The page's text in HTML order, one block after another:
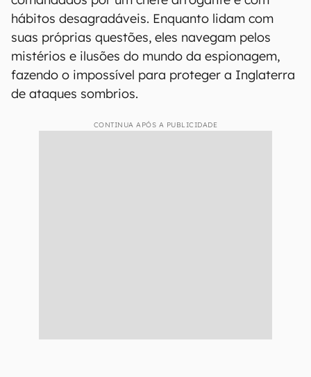
hábitos desagradáveis. Enquanto lidam com
suas próprias questões, eles navegam pelos
mistérios e ilusões do mundo da espionagem,
fazendo o impossível para proteger a Inglaterra
de ataques sombrios.
CONTINUA APÓS A PUBLICIDADE